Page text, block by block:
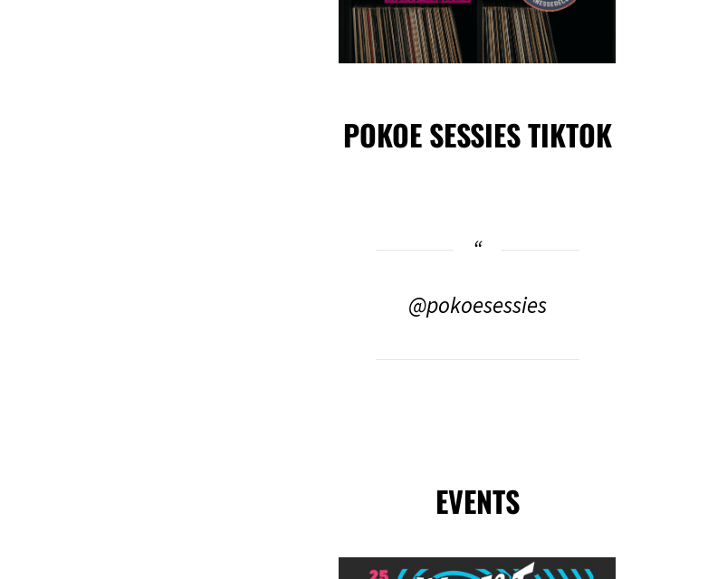
POKOE SESSIES TIKTOK
@pokoesessies
EVENTS